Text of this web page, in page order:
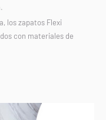
zapatos Flexi
con materiales de